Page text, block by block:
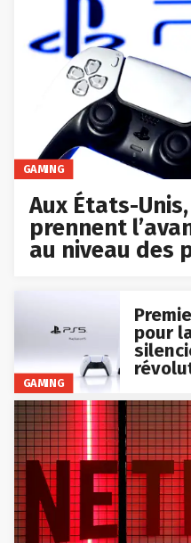
GAMING
Aux États-
prennent
au niveau des
GAMING
pour